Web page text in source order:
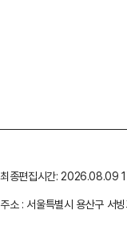
최종편집시간: 2026.08.09
주소 : 서울특별시 용산구 서